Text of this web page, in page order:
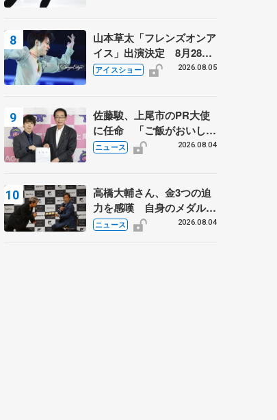
山本草太「フレンズオンア
イス」出演決定 8月28日
（金）2公演のみ 荒川静
アイスショー 2026.08.05
佐藤駿、上尾市のPR大使
に任命 「ご飯がおいし
く、住みやすいのが魅力」
ニュース 2026.08.04
高橋大輔さん、金3つの迫
力を感嘆 自身のメダルは
「どちらに？」 〝リス兄
ニュース 2026.08.04